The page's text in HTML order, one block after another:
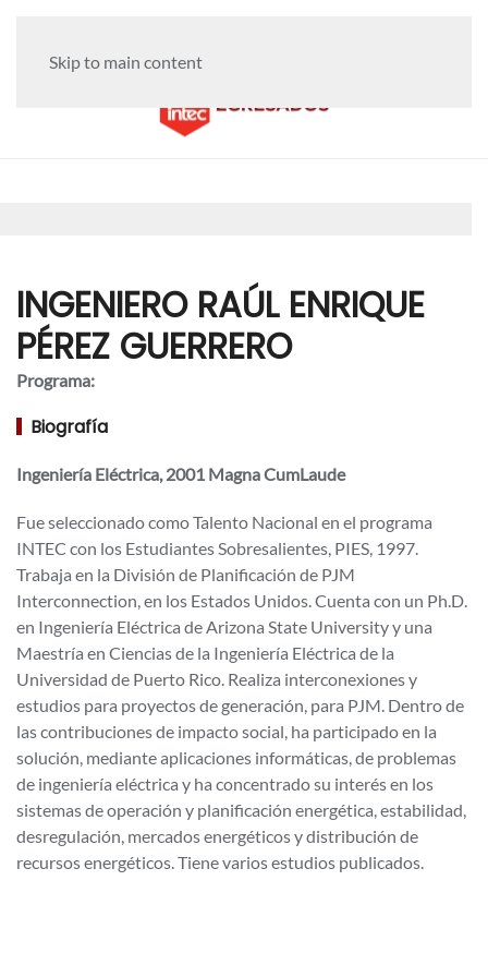
Skip to main content
INGENIERO RAÚL ENRIQUE
PÉREZ GUERRERO
Programa:
Biografía
Ingeniería Eléctrica, 2001 Magna CumLaude
Fue seleccionado como Talento Nacional en el programa
INTEC con los Estudiantes Sobresalientes, PIES, 1997.
Trabaja en la División de Planificación de PJM
Interconnection, en los Estados Unidos. Cuenta con un Ph.D.
en Ingeniería Eléctrica de Arizona State University y una
Maestría en Ciencias de la Ingeniería Eléctrica de la
Universidad de Puerto Rico. Realiza interconexiones y
estudios para proyectos de generación, para PJM. Dentro de
las contribuciones de impacto social, ha participado en la
solución, mediante aplicaciones informáticas, de problemas
de ingeniería eléctrica y ha concentrado su interés en los
sistemas de operación y planificación energética, estabilidad,
desregulación, mercados energéticos y distribución de
recursos energéticos. Tiene varios estudios publicados.